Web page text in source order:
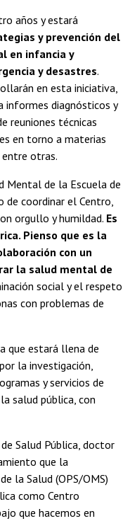
años y estará
y prevención del
en infancia y
y desastres.
en esta iniciativa,
informes diagnósticos y
reuniones técnicas
en torno a materias
otras.
Mental de la Escuela de
de coordinar el Centro,
orgullo y humildad. Es
Pienso que es la
con un
la salud mental de
social y el respeto
con problemas de
que estará llena de
la investigación,
y servicios de
salud pública, con
Salud Pública, doctor
que la
la Salud (OPS/OMS)
como Centro
que hacemos en